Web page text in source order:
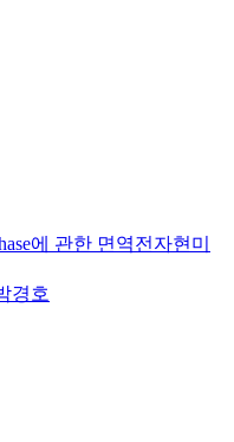
에 관한 면역전자현미
경호